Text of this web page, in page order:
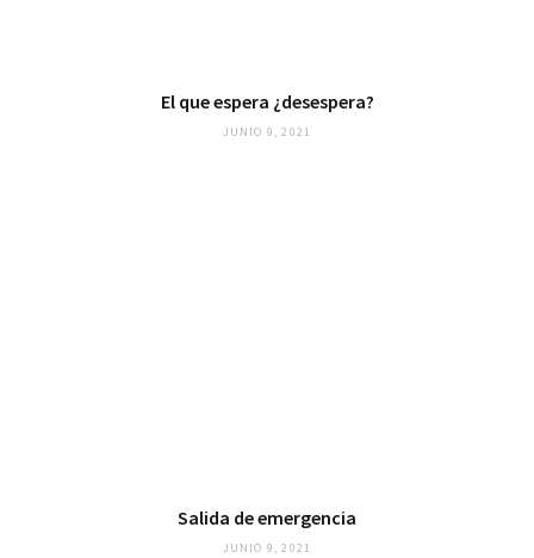
El que espera ¿desespera?
JUNIO 9, 2021
Salida de emergencia
JUNIO 9, 2021